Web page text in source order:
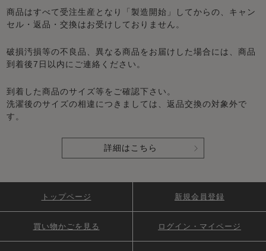
商品はすべて受注生産となり「製造開始」してからの、キャン
セル・返品・交換はお受けしておりません。
破損汚損等の不良品、異なる商品をお届けした場合には、商品
到着後7日以内にご連絡ください。
到着した商品のサイズ等をご確認下さい。
洗濯後のサイズの相違につきましては、返品交換の対象外で
す。
詳細はこちら
トップページ 新規会員登録
買い物かごを見る ログイン・マイページ